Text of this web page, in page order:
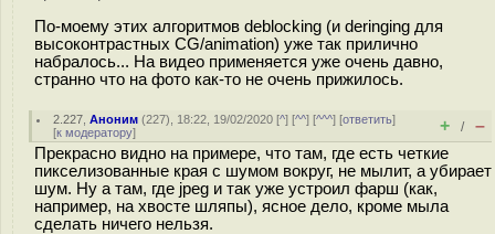
По-моему этих алгоритмов deblocking (и deringing для
высоконтрастных CG/animation) уже так прилично
набралось... На видео применяется уже очень давно,
странно что на фото как-то не очень прижилось.
2.227 ,Аноним (227), 18:22, 19/02/2020 [^] [^^] [^^^] [ответить]
[к модератору] + / –
Прекрасно видно на примере, что там, где есть четкие
пикселизованные края с шумом вокруг, не мылит, а убирает
шум. Ну а там, где jpeg и так уже устроил фарш (как,
например, на хвосте шляпы), ясное дело, кроме мыла
сделать ничего нельзя.